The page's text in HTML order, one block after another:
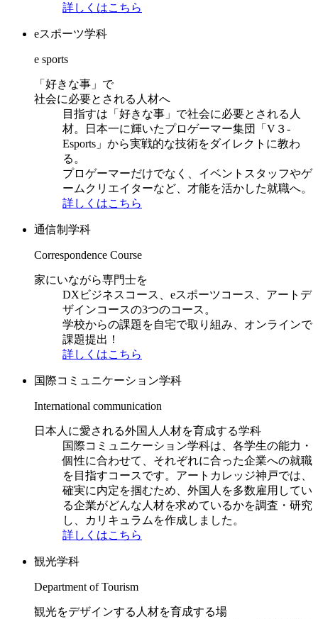
詳しくはこちら
eスポーツ学科
e sports
「好きな事」で
社会に必要とされる人材へ
目指すは「好きな事」で社会に必要とされる人
材。日本一に輝いたプロゲーマー集団「V３-
Esports」から実戦的な技術をダイレクトに教わ
る。
プロゲーマーだけでなく、イベントスタッフやゲ
ームクリエイターなど、才能を活かした就職へ。
詳しくはこちら
通信制学科
Correspondence Course
家にいながら専門士を
DXビジネスコース、eスポーツコース、アートデ
ザインコースの3つのコース。
学校からの課題を自宅で取り組み、オンラインで
課題提出！
詳しくはこちら
国際コミュニケーション学科
International communication
日本人に愛される外国人人材を育成する学科
国際コミュニケーション学科は、各学生の能力・
個性に合わせて、それぞれに合った企業への就職
を目指すコースです。アートカレッジ神戸では、
確実に内定を掴むため、外国人を多数雇用してい
る企業がどんな人材を求めているかを調査・研究
し、カリキュラムを作成しました。
詳しくはこちら
観光学科
Department of Tourism
観光をデザインする人材を育成する場